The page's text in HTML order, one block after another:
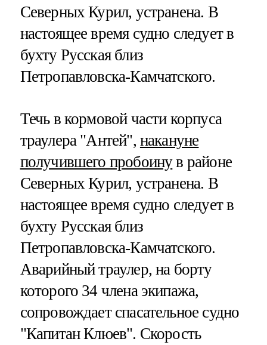
Северных Курил, устранена. В
настоящее время судно следует в
бухту Русская близ
Петропавловска-Камчатского.
Течь в кормовой части корпуса
траулера "Антей", накануне
получившего пробоинув районе
Северных Курил, устранена. В
настоящее время судно следует в
бухту Русская близ
Петропавловска-Камчатского.
Аварийный траулер, на борту
которого 34 члена экипажа,
сопровождает спасательное судно
"Капитан Клюев". Скорость